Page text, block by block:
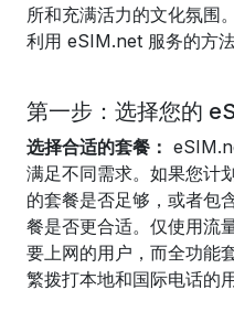
所和充满活力的文化氛围
利用 eSIM.net 服务的方法
第一步：选择您的
选择合适的套餐：
满足不同需求。如果您计
的套餐是否足够，或者包
餐是否更合适。仅使用流
要上网的用户，而全功能
繁拨打本地和国际电话的用